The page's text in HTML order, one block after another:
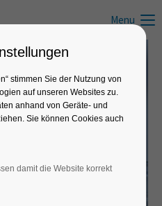
Menu
zum Schwimmen und dem
& Infos
- Schwimmunterricht -
stimmen Sie der Nutzung von
auf unseren Websites zu.
anhand von Geräte- und
Sie können Cookies auch
damit die Website korrekt